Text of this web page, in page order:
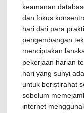
keamanan
dan fokus
hari dari para
pengembangan
menciptakan
pekerjaan harian
hari yang sunyi
untuk beristirahat
sebelum
internet